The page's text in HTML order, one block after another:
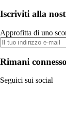
Iscriviti alla
Approfitta di uno
Rimani connesso
Seguici sui social